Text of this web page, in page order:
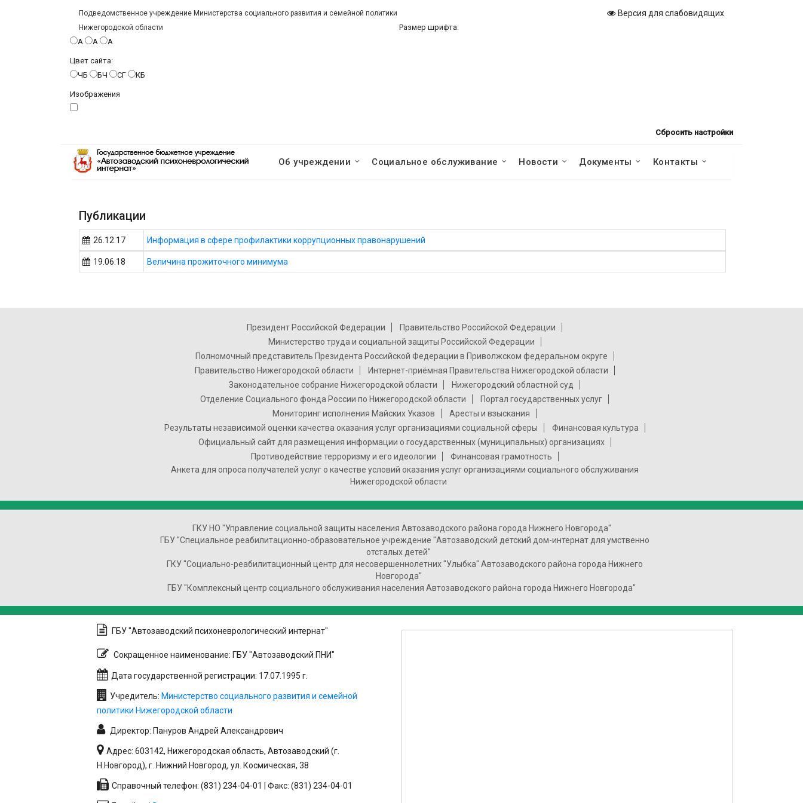
Подведомственное учреждение Министерства социального развития и семейной политики
Нижегородской области
Версия для слабовидящих
Размер шрифта:
A
A A
Цвет сайта:
ЧБ
БЧ СГ КБ
Изображения
Сбросить настройки
Об учреждении Социальное обслуживание Новости Документы Контакты
Публикации
26.12.17 Информация в сфере профилактики коррупционных правонарушений
19.06.18 Величина прожиточного минимума
Президент Российской Федерации
Правительство Российской Федерации
Министерство труда и социальной защиты Российской Федерации
Полномочный представитель Президента Российской Федерации в Приволжском федеральном округе
Правительство Нижегородской области
Интернет-приёмная Правительства Нижегородской области
Законодательное собрание Нижегородской области
Нижегородский областной суд
Отделение Социального фонда России по Нижегородской области
Портал государственных услуг
Мониторинг исполнения Майских Указов
Аресты и взыскания
Результаты независимой оценки качества оказания услуг организациями социальной сферы
Финансовая культура
Официальный сайт для размещения информации о государственных (муниципальных) организациях
Противодействие терроризму и его идеологии
Финансовая грамотность
Анкета для опроса получателей услуг о качестве условий оказания услуг организациями социального обслуживания
Нижегородской области
ГКУ НО "Управление социальной защиты населения Автозаводского района города Нижнего Новгорода"
ГБУ "Специальное реабилитационно-образовательное учреждение "Автозаводский детский дом-интернат для умственно
отсталых детей"
ГКУ "Социально-реабилитационный центр для несовершеннолетних "Улыбка" Автозаводского района города Нижнего
Новгорода"
ГБУ "Комплексный центр социального обслуживания населения Автозаводского района города Нижнего Новгорода"
ГБУ "Автозаводский психоневрологический интернат"
Сокращенное наименование: ГБУ "Автозаводский ПНИ"
Дата государственной регистрации: 17.07.1995 г.
Учредитель: Министерство социального развития и семейной
политики Нижегородской области
Директор: Пануров Андрей Александрович
Адрес: 603142, Нижегородская область, Автозаводский (г.
Н.Новгород), г. Нижний Новгород, ул. Космическая, 38
Справочный телефон: (831) 234-04-01 | Факс: (831) 234-04-01